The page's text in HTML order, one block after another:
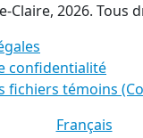
Claire, 2026. Tous
confidentialité
fichiers témoins
Français